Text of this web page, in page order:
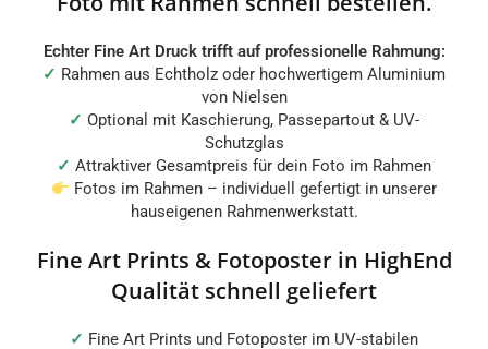
Echter Fine Art Druck trifft auf professionelle Rahmung:
✓ Rahmen aus Echtholz oder hochwertigem Aluminium
von Nielsen
✓ Optional mit Kaschierung, Passepartout & UV-
Schutzglas
✓ Attraktiver Gesamtpreis für dein Foto im Rahmen
Fotos im Rahmen – individuell gefertigt in unserer
hauseigenen Rahmenwerkstatt.
Fine Art Prints & Fotoposter in HighEnd
Qualität schnell geliefert
✓ Fine Art Prints und Fotoposter im UV-stabilen